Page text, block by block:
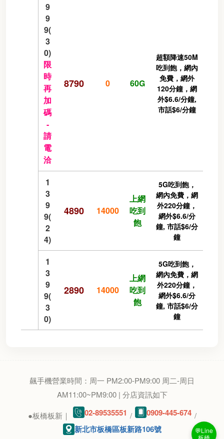
9
9
9(
3
0)
限
時
再
加
碼
-
請
電
洽
8790 0 60G
超額降速50M
吃到飽，網內
免費，網外
120分鐘，網
外$6.6/分鐘,
市話$6/分鐘
1
3
9
9(
2
4)
4890 14000
上網
吃到
飽
5G吃到飽，
網內免費，網
外220分鐘，
網外$6.6/分
鐘, 市話$6/分
鐘
1
3
9
9(
3
0)
2890 14000
上網
吃到
飽
5G吃到飽，
網內免費，網
外220分鐘，
網外$6.6/分
鐘, 市話$6/分
鐘
飆手機營業時間：周一 PM2:00-PM9:00 周二-周日
AM11:00~PM9:00 | 分店資訊如下
●板橋板新｜
02-89535551 / 0909-445-674 /
新北市板橋區板新路106號
💬Line
板橋